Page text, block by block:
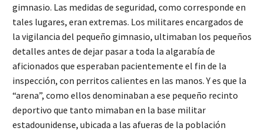
gimnasio. Las medidas de seguridad, como corresponde en
tales lugares, eran extremas. Los militares encargados de
la vigilancia del pequeño gimnasio, ultimaban los pequeños
detalles antes de dejar pasar a toda la algarabía de
aficionados que esperaban pacientemente el fin de la
inspección, con perritos calientes en las manos. Y es que la
“arena”, como ellos denominaban a ese pequeño recinto
deportivo que tanto mimaban en la base militar
estadounidense, ubicada a las afueras de la población